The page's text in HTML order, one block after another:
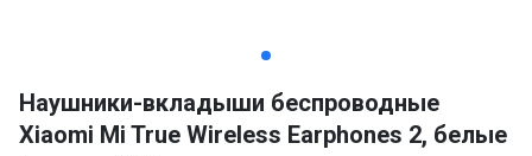
of
3
Наушники-вкладыши беспроводные
Xiaomi Mi True Wireless Earphones 2, белые